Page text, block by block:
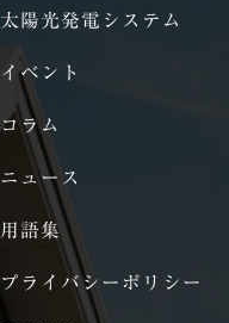
太陽光発電システム
イベント
コラム
ニュース
用語集
プライバシーポリシー